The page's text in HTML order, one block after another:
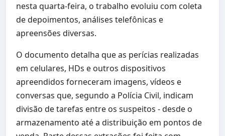
nesta quarta-feira, o trabalho evoluiu com coleta
de depoimentos, análises telefônicas e
apreensões diversas.
O documento detalha que as perícias realizadas
em celulares, HDs e outros dispositivos
apreendidos forneceram imagens, vídeos e
conversas que, segundo a Polícia Civil, indicam
divisão de tarefas entre os suspeitos - desde o
armazenamento até a distribuição em pontos de